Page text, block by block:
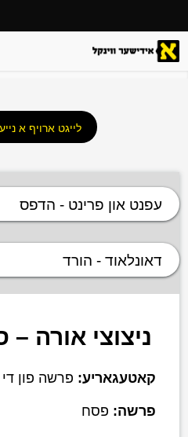
לייגט ארויף א נייע
עפנט און פרינט - הדפס
דאונלאוד - הורד
ניצוצי אורה
קאטעגאריע: פרשה פון די
פרשה: פסח